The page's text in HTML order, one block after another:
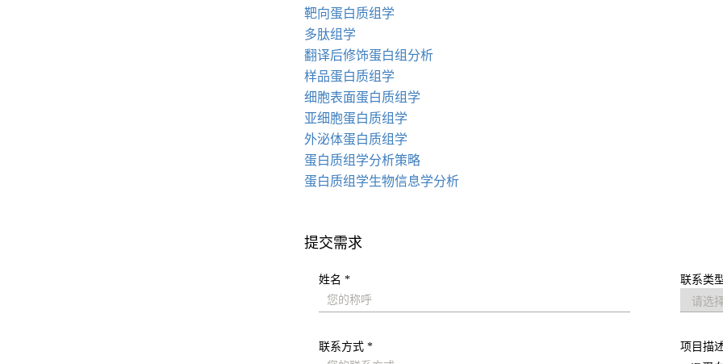
靶向蛋白质组学
多肽组学
翻译后修饰蛋白组分析
样品蛋白质组学
细胞表面蛋白质组学
亚细胞蛋白质组学
外泌体蛋白质组学
蛋白质组学分析策略
蛋白质组学生物信息学分析
提交需求
姓名 * 联系类
联系方式 * 项目描